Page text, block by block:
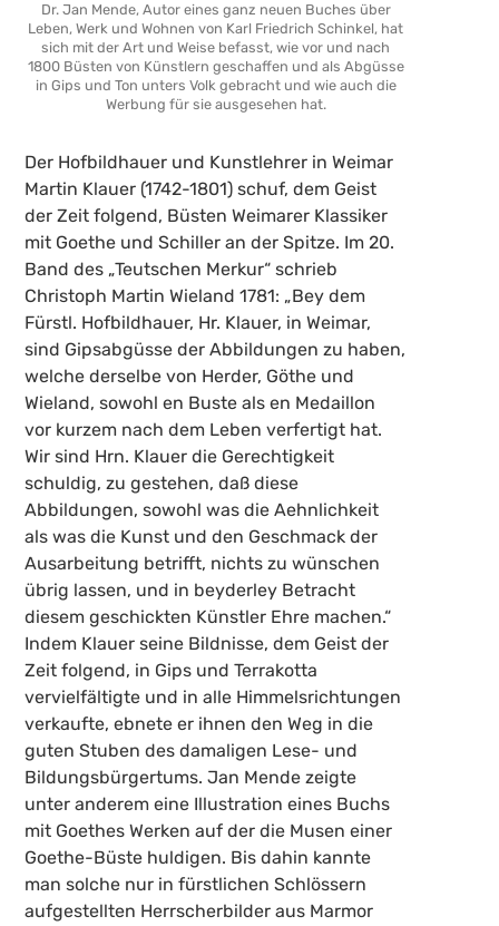
Dr. Jan Mende, Autor eines ganz neuen Buches über
Leben, Werk und Wohnen von Karl Friedrich Schinkel, hat
sich mit der Art und Weise befasst, wie vor und nach
1800 Büsten von Künstlern geschaffen und als Abgüsse
in Gips und Ton unters Volk gebracht und wie auch die
Werbung für sie ausgesehen hat.
Der Hofbildhauer und Kunstlehrer in Weimar
Martin Klauer (1742-1801) schuf, dem Geist
der Zeit folgend, Büsten Weimarer Klassiker
mit Goethe und Schiller an der Spitze. Im 20.
Band des „Teutschen Merkur“ schrieb
Christoph Martin Wieland 1781: „Bey dem
Fürstl. Hofbildhauer, Hr. Klauer, in Weimar,
sind Gipsabgüsse der Abbildungen zu haben,
welche derselbe von Herder, Göthe und
Wieland, sowohl en Buste als en Medaillon
vor kurzem nach dem Leben verfertigt hat.
Wir sind Hrn. Klauer die Gerechtigkeit
schuldig, zu gestehen, daß diese
Abbildungen, sowohl was die Aehnlichkeit
als was die Kunst und den Geschmack der
Ausarbeitung betrifft, nichts zu wünschen
übrig lassen, und in beyderley Betracht
diesem geschickten Künstler Ehre machen.“
Indem Klauer seine Bildnisse, dem Geist der
Zeit folgend, in Gips und Terrakotta
vervielfältigte und in alle Himmelsrichtungen
verkaufte, ebnete er ihnen den Weg in die
guten Stuben des damaligen Lese- und
Bildungsbürgertums. Jan Mende zeigte
unter anderem eine Illustration eines Buchs
mit Goethes Werken auf der die Musen einer
Goethe-Büste huldigen. Bis dahin kannte
man solche nur in fürstlichen Schlössern
aufgestellten Herrscherbilder aus Marmor